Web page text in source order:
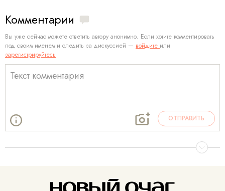
Комментарии
Вы уже сейчас можете ответить автору анонимно. Если хотите комментировать
под своим именем и следить за дискуссией — войдите или
зарегистрируйтесь
ОТПРАВИТЬ